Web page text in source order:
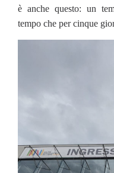
è anche questo: un
tempo che per cinque